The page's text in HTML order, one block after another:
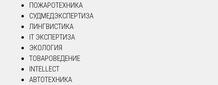
ПОЖАРОТЕХНИКА
СУДМЕДЭКСПЕРТИЗА
ЛИНГВИСТИКА
IT ЭКСПЕРТИЗА
ЭКОЛОГИЯ
ТОВАРОВЕДЕНИЕ
INTELLECT
АВТОТЕХНИКА